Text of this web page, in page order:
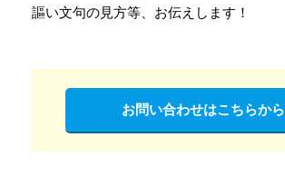
謳い文句の見方等、お伝えします！
お問い合わせはこちらから